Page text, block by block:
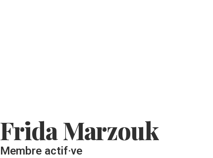
Frida Marzouk
Membre actif·ve